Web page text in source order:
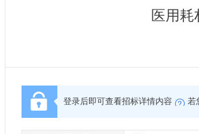
医用
登录后即可查看招标详情内容 若